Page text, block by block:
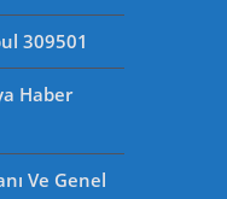
309501
Haber
Ve Genel